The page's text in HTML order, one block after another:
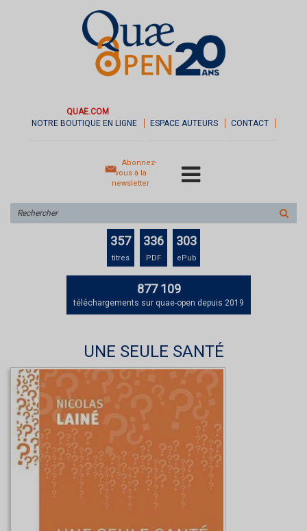
QUAE.COM
NOTRE BOUTIQUE EN LIGNE
ESPACE AUTEURS CONTACT
Abonnez-
vous à la
newsletter
sur
le
357
titres
336
PDF
303
ePub
877 109
téléchargements sur quae-open depuis 2019
UNE SEULE SANTÉ